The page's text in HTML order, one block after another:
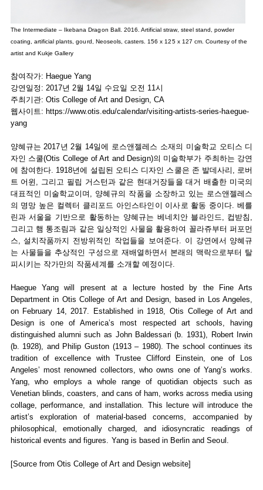
The Intermediate – Ikebana Dragon Ball. 2016. Artificial straw, steel stand, powder
coating, artificial plants, gourd, Neoseols, casters. 156 x 125 x 127 cm. Courtesy of the
artist and Kukje Gallery
참여작가: Haegue Yang
강연일정: 2017년 2월 14일 수요일 오전 11시
주최기관: Otis College of Art and Design, CA
웹사이트: https://www.otis.edu/calendar/visiting-artists-series-haegue-
yang
양혜규는 2017년 2월 14일에 로스앤젤레스 소재의 미술학교 오티스 디
자인 스쿨(Otis College of Art and Design)의 미술학부가 주최하는 강연
에 참여한다. 1918년에 설립된 오티스 디자인 스쿨은 존 발데사리, 로버
트 어윈, 그리고 필립 거스턴과 같은 현대거장들을 대거 배출한 미국의
대표적인 미술학교이며, 양혜규의 작품을 소장하고 있는 로스앤젤레스
의 명망 높은 컬렉터 클리포드 아인스타인이 이사로 활동 중이다. 베를
린과 서울을 기반으로 활동하는 양혜규는 베네치안 블라인드, 컵받침,
그리고 햄 통조림과 같은 일상적인 사물을 활용하여 꼴라쥬부터 퍼포먼
스, 설치작품까지 전방위적인 작업들을 보여준다. 이 강연에서 양혜규
는 사물들을 추상적인 구성으로 재배열하면서 본래의 맥락으로부터 탈
피시키는 작가만의 작품세계를 소개할 예정이다.
Haegue Yang will present at a lecture hosted by the Fine Arts
Department in Otis College of Art and Design, based in Los Angeles,
on February 14, 2017. Established in 1918, Otis College of Art and
Design is one of America’s most respected art schools, having
distinguished alumni such as John Baldessari (b. 1931), Robert Irwin
(b. 1928), and Philip Guston (1913 – 1980). The school continues its
tradition of excellence with Trustee Clifford Einstein, one of Los
Angeles’ most renowned collectors, who owns one of Yang’s works.
Yang, who employs a whole range of quotidian objects such as
Venetian blinds, coasters, and cans of ham, works across media using
collage, performance, and installation. This lecture will introduce the
artist’s exploration of material-based concerns, accompanied by
philosophical, emotionally charged, and idiosyncratic readings of
historical events and figures. Yang is based in Berlin and Seoul.
[Source from Otis College of Art and Design website]